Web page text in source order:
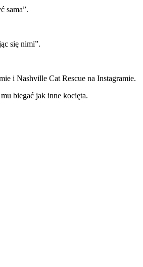
sama”.
się nimi”.
i Nashville Cat Rescue na Instagramie.
biegać jak inne kocięta.